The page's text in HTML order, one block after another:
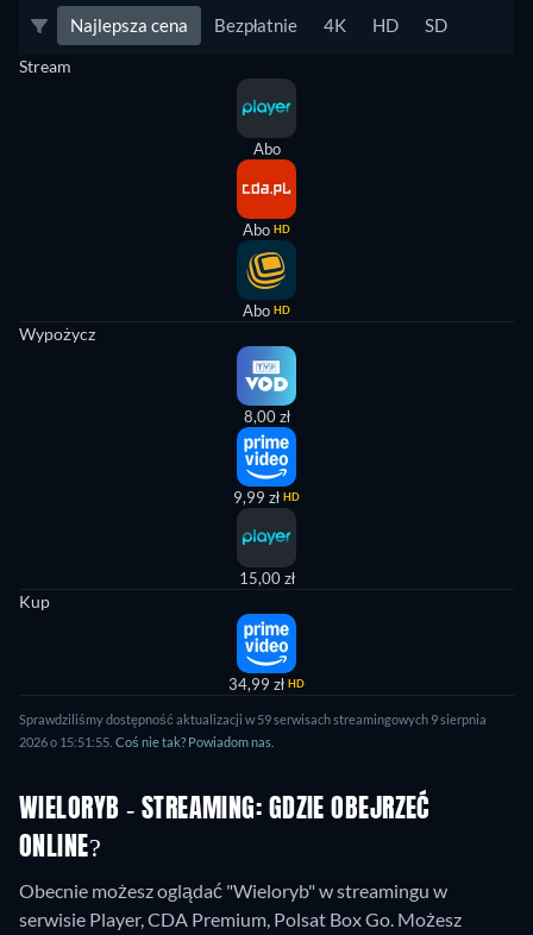
Najlepsza cena Bezpłatnie 4K HD SD
Stream
Abo
Abo HD
Abo HD
Wypożycz
8,00 zł
9,99 zł HD
15,00 zł
Kup
34,99 zł HD
Sprawdziliśmy dostępność aktualizacji w 59 serwisach streamingowych 9 sierpnia
2026 o 15:51:55. Coś nie tak? Powiadom nas.
WIELORYB - STREAMING: GDZIE OBEJRZEĆ
ONLINE?
Obecnie możesz oglądać "Wieloryb" w streamingu w
serwisie Player, CDA Premium, Polsat Box Go. Możesz